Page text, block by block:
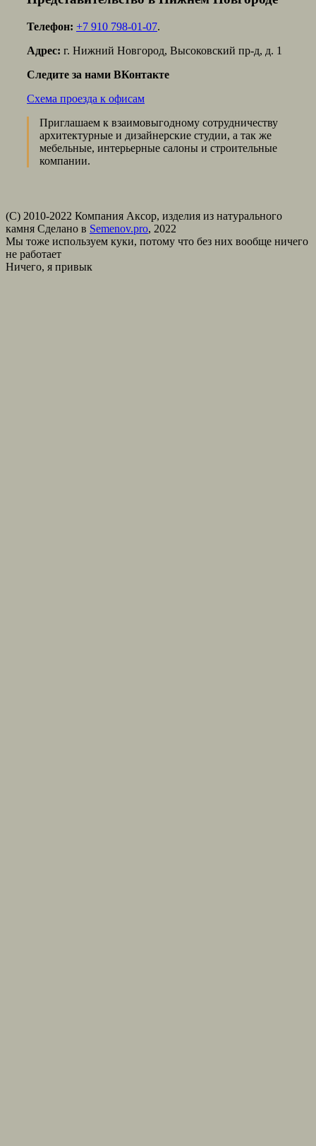
Телефон: +7 910 798-01-07.
Адрес: г. Нижний Новгород, Высоковский пр-д, д. 1
Следите за нами ВКонтакте
Схема проезда к офисам
Приглашаем к взаимовыгодному сотрудничеству
архитектурные и дизайнерские студии, а так же
мебельные, интерьерные салоны и строительные
компании.
(С) 2010-2022 Компания Аксор, изделия из натурального
камня Сделано в Semenov.pro, 2022
Мы тоже используем куки, потому что без них вообще ничего
не работает
Ничего, я привык